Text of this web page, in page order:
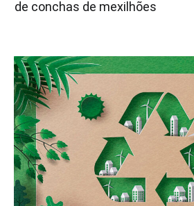
de conchas de mexilhões